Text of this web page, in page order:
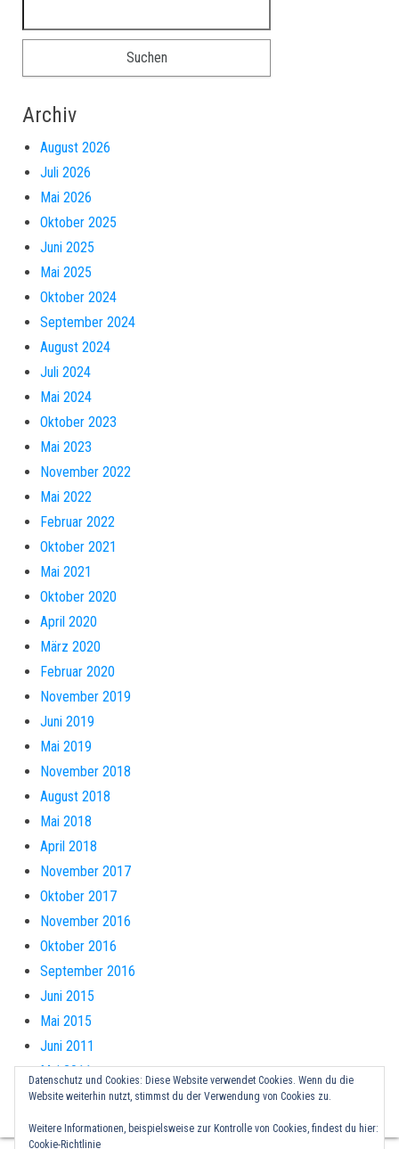
Archiv
August 2026
Juli 2026
Mai 2026
Oktober 2025
Juni 2025
Mai 2025
Oktober 2024
September 2024
August 2024
Juli 2024
Mai 2024
Oktober 2023
Mai 2023
November 2022
Mai 2022
Februar 2022
Oktober 2021
Mai 2021
Oktober 2020
April 2020
März 2020
Februar 2020
November 2019
Juni 2019
Mai 2019
November 2018
August 2018
Mai 2018
April 2018
November 2017
Oktober 2017
November 2016
Oktober 2016
September 2016
Juni 2015
Mai 2015
Juni 2011
Mai 2011
Datenschutz und Cookies: Diese Website verwendet Cookies. Wenn du die
Website weiterhin nutzt, stimmst du der Verwendung von Cookies zu.
Weitere Informationen, beispielsweise zur Kontrolle von Cookies, findest du hier:
Cookie-Richtlinie